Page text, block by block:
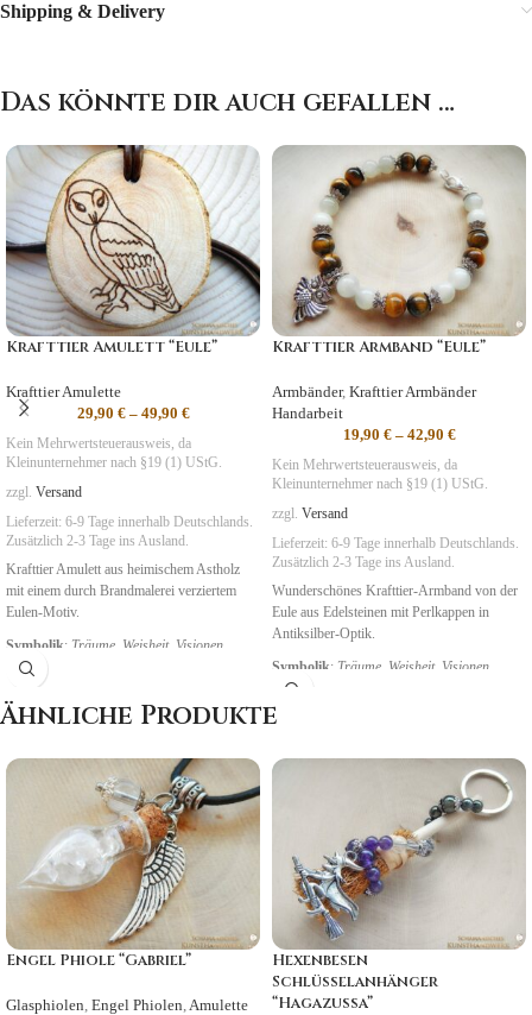
Shipping & Delivery
Das könnte dir auch gefallen …
Krafttier Amulett “Eule”
Krafttier Amulette
29,90 €– 49,90 €
Kein Mehrwertsteuerausweis, da
Kleinunternehmer nach §19 (1) UStG.
zzgl. Versand
Lieferzeit: 6-9 Tage innerhalb Deutschlands.
Zusätzlich 2-3 Tage ins Ausland.
Krafttier Amulett aus heimischem Astholz
mit einem durch Brandmalerei verziertem
Eulen-Motiv.
Symbolik: Träume, Weisheit, Visionen
Krafttier Armband “Eule”
Armbänder, Krafttier Armbänder
Handarbeit
19,90 €– 42,90 €
Kein Mehrwertsteuerausweis, da
Kleinunternehmer nach §19 (1) UStG.
zzgl. Versand
Lieferzeit: 6-9 Tage innerhalb Deutschlands.
Zusätzlich 2-3 Tage ins Ausland.
Wunderschönes Krafttier-Armband von der
Eule aus Edelsteinen mit Perlkappen in
Antiksilber-Optik.
Symbolik: Träume, Weisheit, Visionen
Ähnliche Produkte
Engel Phiole “Gabriel”
Glasphiolen Engel Phiolen Amulette
Hexenbesen
Schlüsselanhänger
“Hagazussa”